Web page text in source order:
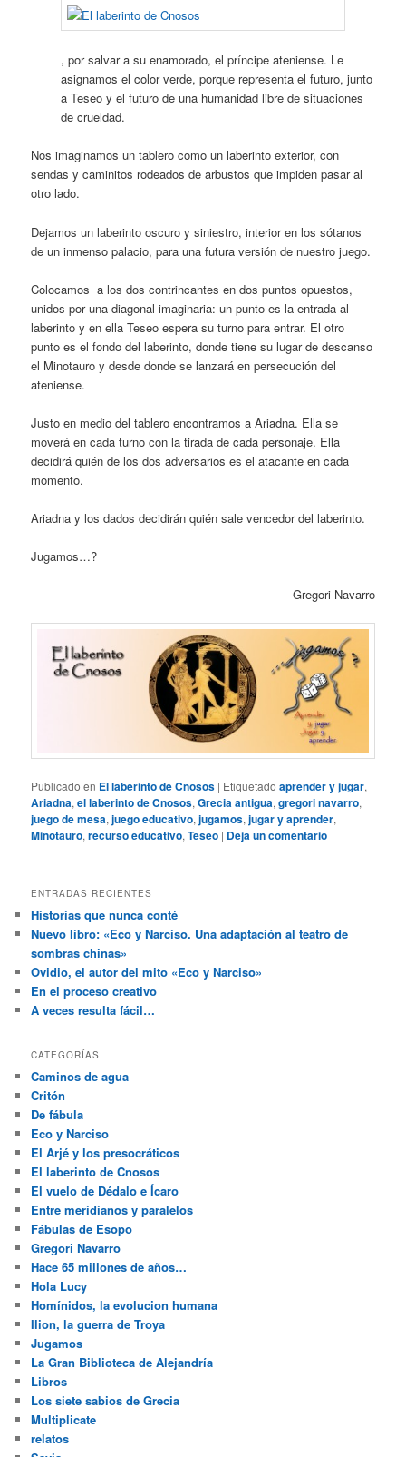
, por salvar a su enamorado, el príncipe ateniense. Le
asignamos el color verde, porque representa el futuro, junto
a Teseo y el futuro de una humanidad libre de situaciones
de crueldad.
Nos imaginamos un tablero como un laberinto exterior, con
sendas y caminitos rodeados de arbustos que impiden pasar al
otro lado.
Dejamos un laberinto oscuro y siniestro, interior en los sótanos
de un inmenso palacio, para una futura versión de nuestro juego.
Colocamos a los dos contrincantes en dos puntos opuestos,
unidos por una diagonal imaginaria: un punto es la entrada al
laberinto y en ella Teseo espera su turno para entrar. El otro
punto es el fondo del laberinto, donde tiene su lugar de descanso
el Minotauro y desde donde se lanzará en persecución del
ateniense.
Justo en medio del tablero encontramos a Ariadna. Ella se
moverá en cada turno con la tirada de cada personaje. Ella
decidirá quién de los dos adversarios es el atacante en cada
momento.
Ariadna y los dados decidirán quién sale vencedor del laberinto.
Jugamos…?
Gregori Navarro
Publicado en El laberinto de Cnosos | Etiquetado aprender y jugar,
Ariadna,el laberinto de Cnosos,Grecia antigua,gregori navarro,
juego de mesa,juego educativo,jugamos,jugar y aprender,
Minotauro,recurso educativo,Teseo | Deja un comentario
ENTRADAS RECIENTES
Historias que nunca conté
Nuevo libro: «Eco y Narciso. Una adaptación al teatro de
sombras chinas»
Ovidio, el autor del mito «Eco y Narciso»
En el proceso creativo
A veces resulta fácil…
CATEGORÍAS
Caminos de agua
Critón
De fábula
Eco y Narciso
El Arjé y los presocráticos
El laberinto de Cnosos
El vuelo de Dédalo e Ícaro
Entre meridianos y paralelos
Fábulas de Esopo
Gregori Navarro
Hace 65 millones de años…
Hola Lucy
Homínidos, la evolucion humana
Ilion, la guerra de Troya
Jugamos
La Gran Biblioteca de Alejandría
Libros
Los siete sabios de Grecia
Multiplicate
relatos